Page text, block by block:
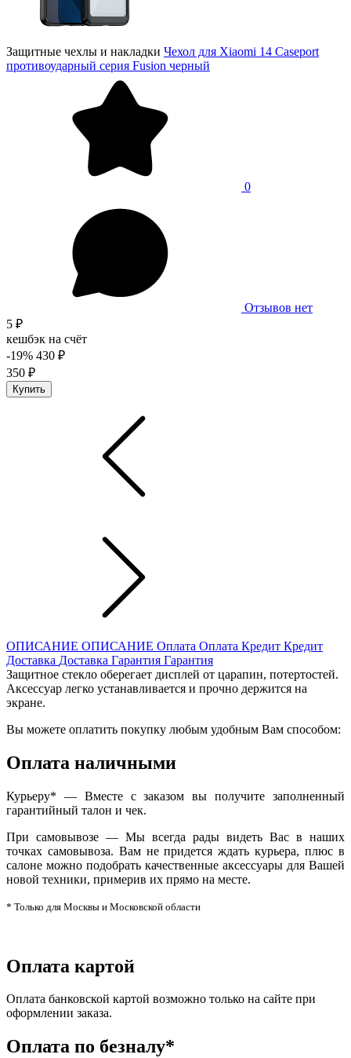
Защитные чехлы и накладки Чехол для Xiaomi 14 Caseport
противоударный серия Fusion черный
0
Отзывов нет
5 ₽
кешбэк на счёт
-19% 430 ₽
350 ₽
Купить
ОПИСАНИЕ ОПИСАНИЕ Оплата Оплата Кредит Кредит
Доставка Доставка Гарантия Гарантия
Защитное стекло оберегает дисплей от царапин, потертостей.
Аксессуар легко устанавливается и прочно держится на
экране.
Вы можете оплатить покупку любым удобным Вам способом:
Оплата наличными
Курьеру* — Вместе с заказом вы получите заполненный
гарантийный талон и чек.
При самовывозе — Мы всегда рады видеть Вас в наших
точках самовывоза. Вам не придется ждать курьера, плюс в
салоне можно подобрать качественные аксессуары для Вашей
новой техники, примерив их прямо на месте.
* Только для Москвы и Московской области
Оплата картой
Оплата банковской картой возможно только на сайте при
оформлении заказа.
Оплата по безналу*